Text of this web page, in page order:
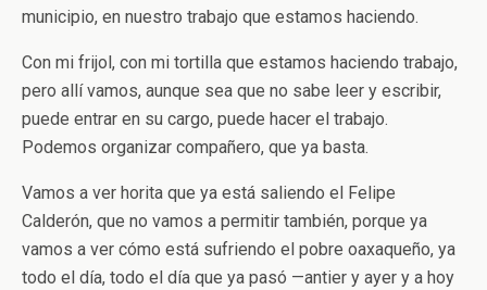
municipio, en nuestro trabajo que estamos haciendo.
Con mi frijol, con mi tortilla que estamos haciendo trabajo,
pero allí vamos, aunque sea que no sabe leer y escribir,
puede entrar en su cargo, puede hacer el trabajo.
Podemos organizar compañero, que ya basta.
Vamos a ver horita que ya está saliendo el Felipe
Calderón, que no vamos a permitir también, porque ya
vamos a ver cómo está sufriendo el pobre oaxaqueño, ya
todo el día, todo el día que ya pasó —antier y ayer y a hoy